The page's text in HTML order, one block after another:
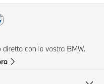
con la vostra BMW.